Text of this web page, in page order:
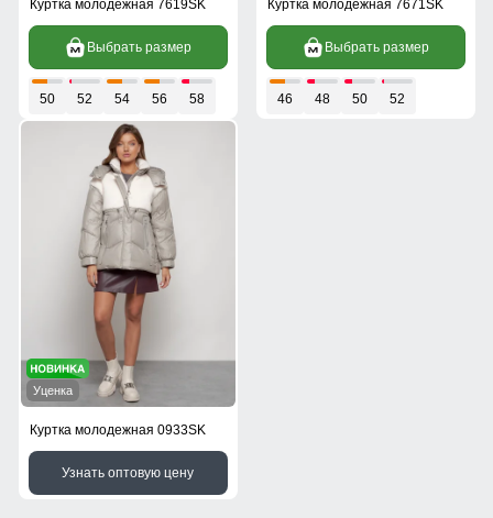
Куртка молодежная 7619SK
Выбрать размер
50 52 54 56 58
Куртка молодежная 7671SK
Выбрать размер
46 48 50 52
Уценка
Куртка молодежная 0933SK
Узнать оптовую цену